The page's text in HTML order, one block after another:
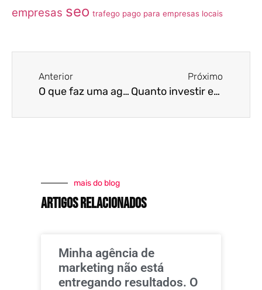
empresas seo trafego pago para empresas locais
Anterior
O que faz uma agência de marketing na prática?
Próximo
Quanto investir em marketing? 4 Estratégias passo a passo + BÔNUS
mais do blog
artigos relacionados
Minha agência de
marketing não está
entregando resultados. O